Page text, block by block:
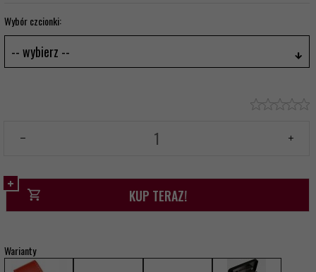
Wybór czcionki:
-- wybierz --
KUP TERAZ!
Warianty